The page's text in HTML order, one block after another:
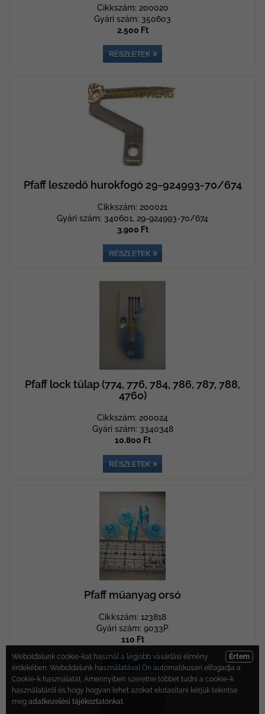
Cikkszám: 200020
Gyári szám: 350603
2.500 Ft
Pfaff leszedő hurokfogó 29-924993-70/674
Cikkszám: 200021
Gyári szám: 340601, 29-924993-70/674
3.900 Ft
Pfaff lock tűlap (774, 776, 784, 786, 787, 788,
4760)
Cikkszám: 200024
Gyári szám: 3340348
10.800 Ft
Pfaff műanyag orsó
Cikkszám: 123818
Gyári szám: 9033P
110 Ft
Értem
Weboldalunk cookie-kat használ a legjobb vásárlási élmény
érdekében. Weboldalunk használatával Ön automatikusan elfogadja a
Cookie-k használatát. Amennyiben szeretne többet tudni a cookie-k
használatáról és hogy hogyan lehet azokat elutasítani kérjük tekintse
meg adatkezelési tájékoztatónkat.